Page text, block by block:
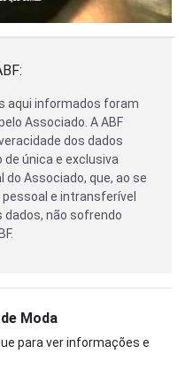
aqui informados foram
Associado. A ABF
dos dados
única e exclusiva
do Associado, que, ao se
e intransferível
não sofrendo
Moda
para ver informações e